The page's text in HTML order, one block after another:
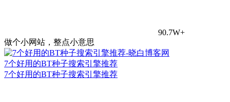
90.7W+
做个小网站，整点小意思
7个好用的BT种子搜索引擎推荐
7个好用的BT种子搜索引擎推荐